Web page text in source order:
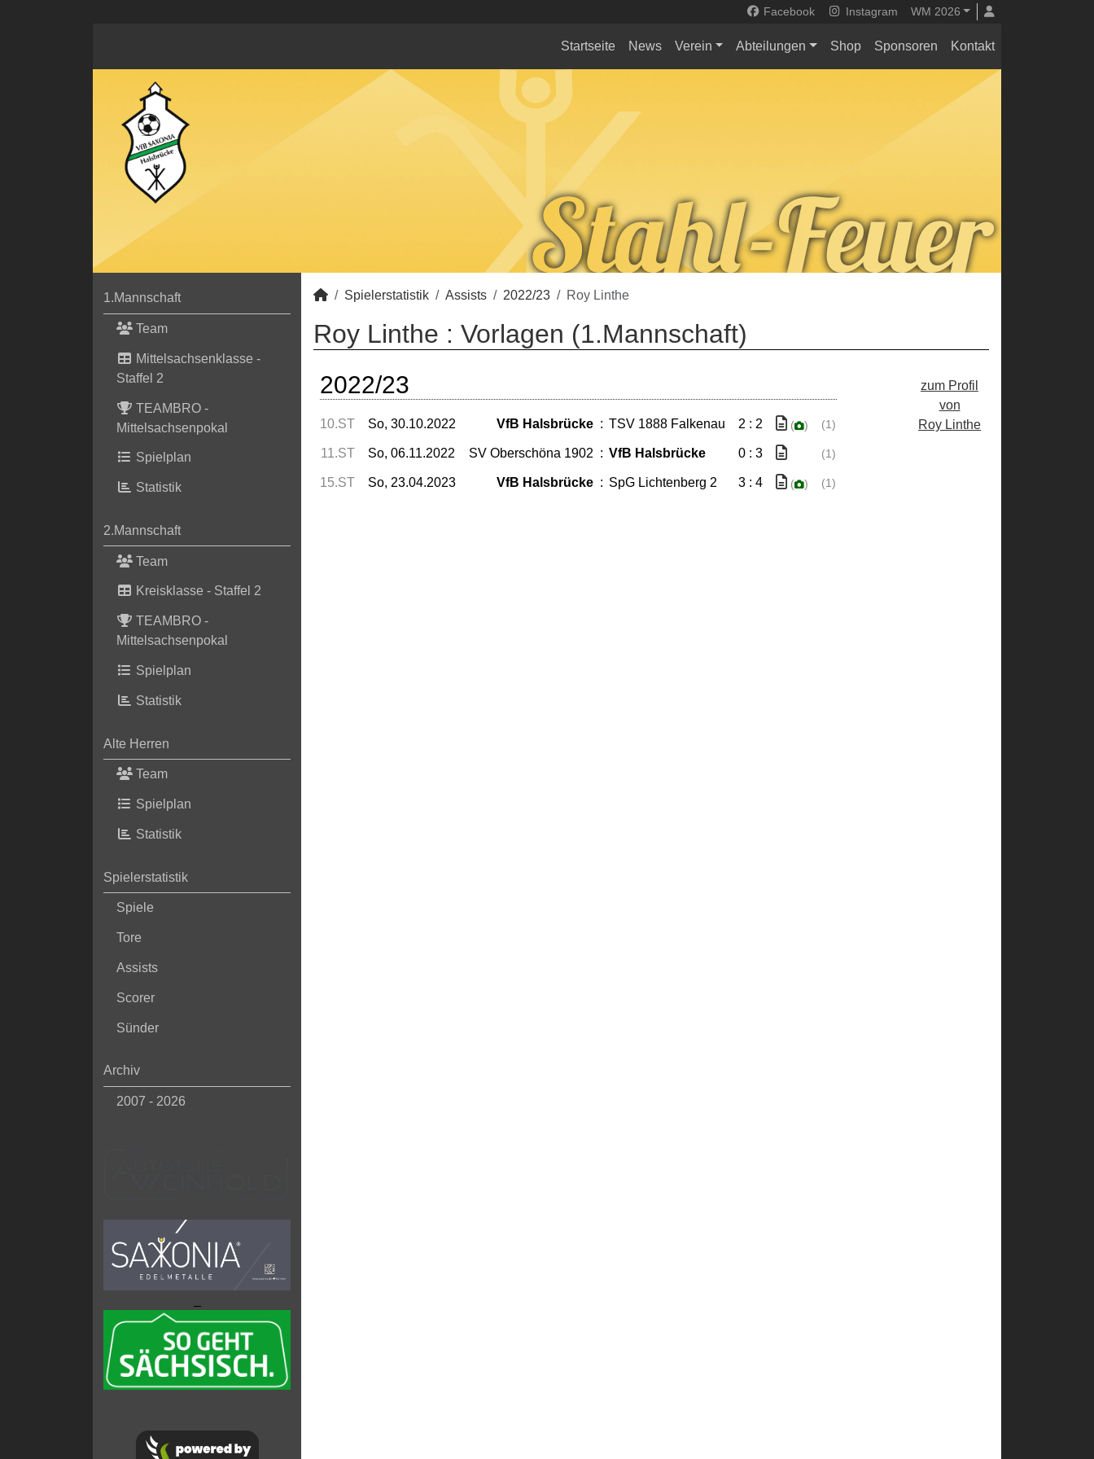
Facebook Instagram WM 2026
Startseite News Verein Abteilungen Shop Sponsoren Kontakt
1.Mannschaft
Team
Mittelsachsenklasse -
Staffel 2
TEAMBRO -
Mittelsachsenpokal
Spielplan
Statistik
2.Mannschaft
Team
Kreisklasse - Staffel 2
TEAMBRO -
Mittelsachsenpokal
Spielplan
Statistik
Alte Herren
Team
Spielplan
Statistik
Spielerstatistik
Spiele
Tore
Assists
Scorer
Sünder
Archiv
2007 - 2026
Spielerstatistik Assists 2022/23 Roy Linthe
Roy Linthe : Vorlagen (1.Mannschaft)
zum Profil
von
Roy Linthe
2022/23
10.ST So, 30.10.2022 VfB Halsbrücke : TSV 1888 Falkenau 2 : 2 ( ) (1)
11.ST So, 06.11.2022 SV Oberschöna 1902 : VfB Halsbrücke 0 : 3 (1)
15.ST So, 23.04.2023 VfB Halsbrücke : SpG Lichtenberg 2 3 : 4 ( ) (1)